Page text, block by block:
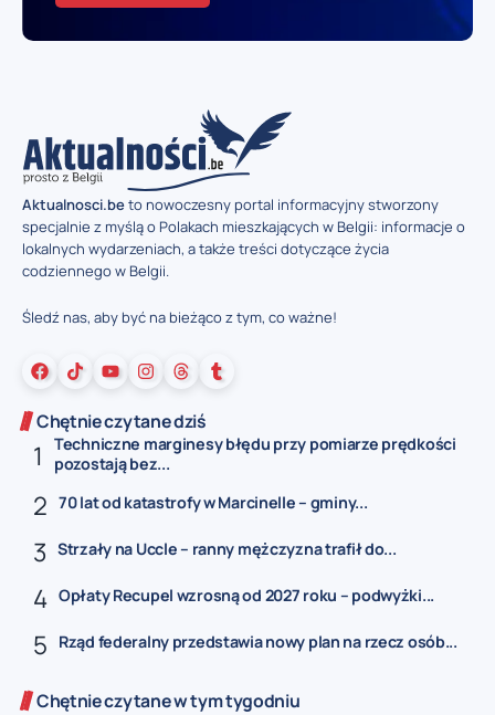
Aktualnosci.beto nowoczesny portal informacyjny stworzony
specjalnie z myślą o Polakach mieszkających w Belgii: informacje o
lokalnych wydarzeniach, a także treści dotyczące życia
codziennego w Belgii.
Śledź nas, aby być na bieżąco z tym, co ważne!
Chętnie czytane dziś
Techniczne marginesy błędu przy pomiarze prędkości
pozostają bez...
70 lat od katastrofy w Marcinelle – gminy...
Strzały na Uccle – ranny mężczyzna trafił do...
Opłaty Recupel wzrosną od 2027 roku – podwyżki...
Rząd federalny przedstawia nowy plan na rzecz osób...
Chętnie czytane w tym tygodniu